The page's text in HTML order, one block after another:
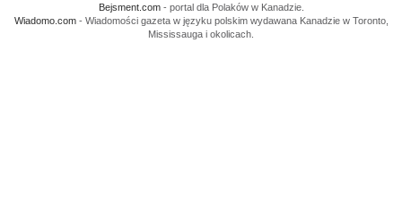
Bejsment.com- portal dla Polaków w Kanadzie.
Wiadomo.com- Wiadomości gazeta w języku polskim wydawana Kanadzie w Toronto,
Mississauga i okolicach.